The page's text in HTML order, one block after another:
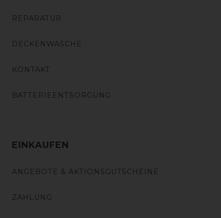
REPARATUR
DECKENWÄSCHE
KONTAKT
BATTERIEENTSORGUNG
EINKAUFEN
ANGEBOTE & AKTIONSGUTSCHEINE
ZAHLUNG